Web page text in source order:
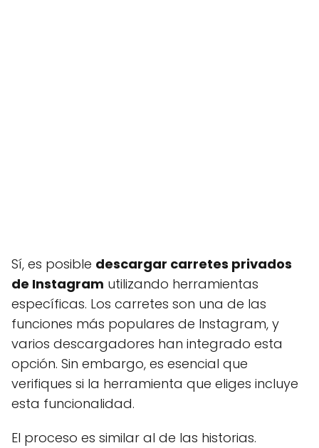
Sí, es posible descargar carretes privados
de Instagram utilizando herramientas
específicas. Los carretes son una de las
funciones más populares de Instagram, y
varios descargadores han integrado esta
opción. Sin embargo, es esencial que
verifiques si la herramienta que eliges incluye
esta funcionalidad.
El proceso es similar al de las historias.